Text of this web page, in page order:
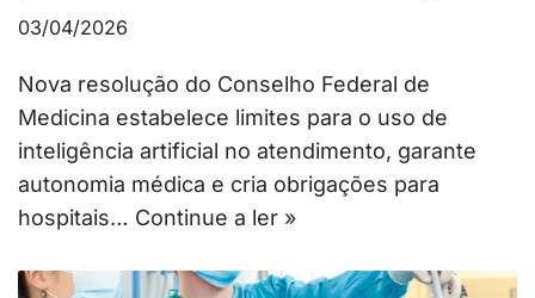
03/04/2026
Nova resolução do Conselho Federal de
Medicina estabelece limites para o uso de
inteligência artificial no atendimento, garante
autonomia médica e cria obrigações para
hospitais… Continue a ler »